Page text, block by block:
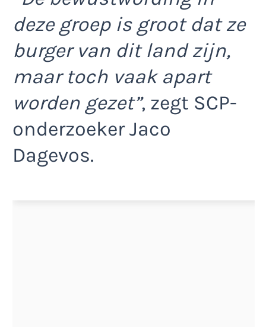
deze groep is groot dat ze
burger van dit land zijn,
maar toch vaak apart
worden gezet”, zegt SCP-
onderzoeker Jaco
Dagevos.